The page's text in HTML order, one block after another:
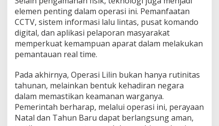
elemen penting dalam operasi ini. Pemanfaatan
CCTV, sistem informasi lalu lintas, pusat komando
digital, dan aplikasi pelaporan masyarakat
memperkuat kemampuan aparat dalam melakukan
pemantauan real time.
Pada akhirnya, Operasi Lilin bukan hanya rutinitas
tahunan, melainkan bentuk kehadiran negara
dalam memastikan keamanan warganya.
Pemerintah berharap, melalui operasi ini, perayaan
Natal dan Tahun Baru dapat berlangsung aman,